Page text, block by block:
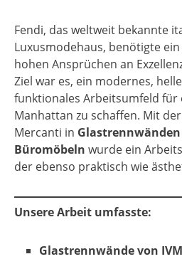
Fendi, das weltweit bekannte
Luxusmodehaus, benötigte
hohen Ansprüchen an
Ziel war es, ein modernes,
funktionales Arbeitsumfeld für
Manhattan zu schaffen. Mit
Mercanti in Glastrennwänden
Büromöbeln wurde ein
der ebenso praktisch wie
Unsere Arbeit umfasste:
Glastrennwände von IVM